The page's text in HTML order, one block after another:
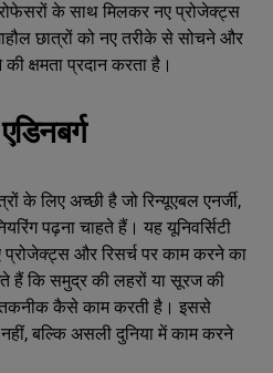
के साथ मिलकर नए प्रोजेक्ट्स
छात्रों को नए तरीके से सोचने और
क्षमता प्रदान करता है।
के लिए अच्छी है जो रिन्यूएबल एनर्जी,
पढ़ना चाहते हैं। यह यूनिवर्सिटी
प्रोजेक्ट्स और रिसर्च पर काम करने का
हैं कि समुद्र की लहरों या सूरज की
तकनीक कैसे काम करती है। इससे
नहीं, बल्कि असली दुनिया में काम करने